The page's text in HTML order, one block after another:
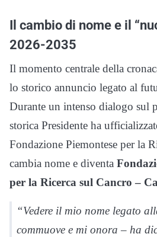
Il cambio di nome e il
2026-2035
Il momento centrale della
lo storico annuncio legato al
Durante un intenso dialogo sul
storica Presidente ha
Fondazione Piemontese per la
cambia nome e diventa
per la Ricerca sul Cancro –
“Vedere il mio nome legato
commuove e mi onora – ha